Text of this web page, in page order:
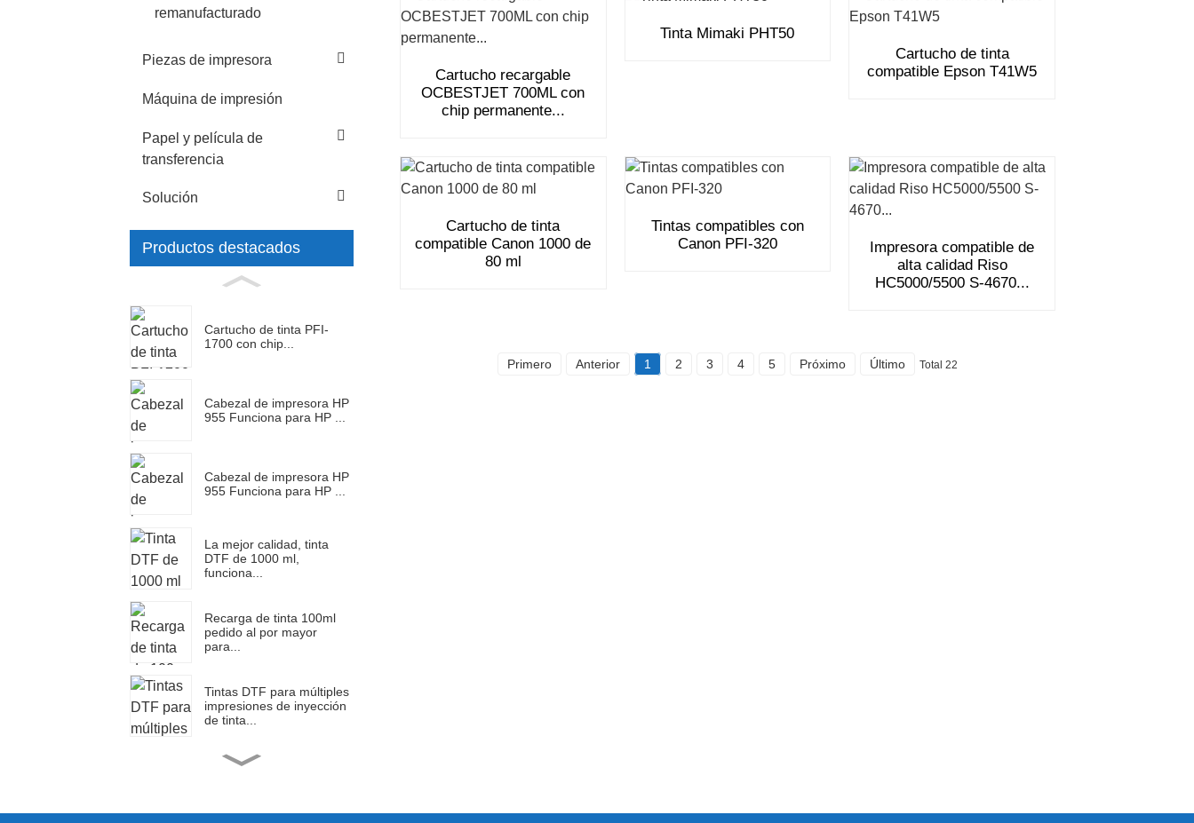
remanufacturado
Piezas de impresora
Máquina de impresión
Papel y película de
transferencia
Solución
Productos destacados
Cartucho de tinta PFI-
1700 con chip...
Cabezal de impresora HP
955 Funciona para HP ...
Cabezal de impresora HP
955 Funciona para HP ...
La mejor calidad, tinta
DTF de 1000 ml,
funciona...
Recarga de tinta 100ml
pedido al por mayor
para...
Tintas DTF para múltiples
impresiones de inyección
de tinta...
Cartucho recargable
OCBESTJET 700ML con
chip permanente...
Tinta Mimaki PHT50
Cartucho de tinta
compatible Epson T41W5
Cartucho de tinta
compatible Canon 1000 de
80 ml
Tintas compatibles con
Canon PFI-320
Impresora compatible de
alta calidad Riso
HC5000/5500 S-4670...
Primero Anterior 1 2 3 4 5 Próximo Último Total 22